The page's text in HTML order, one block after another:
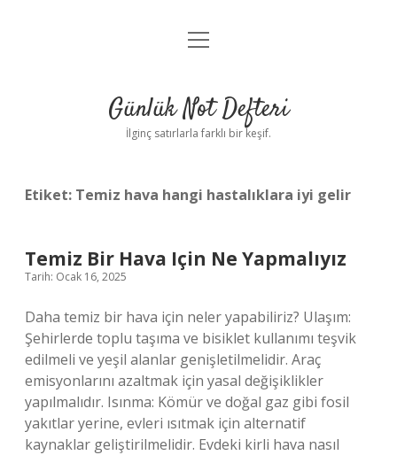
Anasayfa
Yasal Uyarı
menüyü
Günlük Not Defteri
İlginç satırlarla farklı bir keşif.
Etiket: Temiz hava hangi hastalıklara iyi gelir
Temiz Bir Hava Için Ne Yapmalıyız
Tarih: Ocak 16, 2025
Daha temiz bir hava için neler yapabiliriz? Ulaşım:
Şehirlerde toplu taşıma ve bisiklet kullanımı teşvik
edilmeli ve yeşil alanlar genişletilmelidir. Araç
emisyonlarını azaltmak için yasal değişiklikler
yapılmalıdır. Isınma: Kömür ve doğal gaz gibi fosil
yakıtlar yerine, evleri ısıtmak için alternatif
kaynaklar geliştirilmelidir. Evdeki kirli hava nasıl